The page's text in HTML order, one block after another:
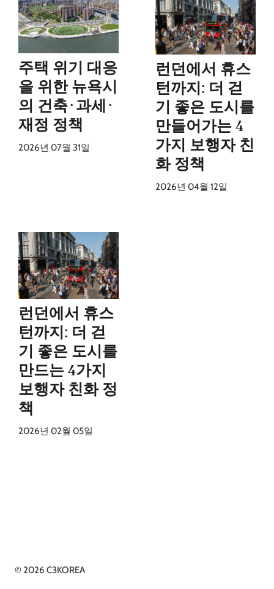
주택 위기 대응
을 위한 뉴욕시
의 건축·과세·
재정 정책
2026년 07월 31일
런던에서 휴스
턴까지: 더 걷
기 좋은 도시를
만들어가는 4
가지 보행자 친
화 정책
2026년 04월 12일
런던에서 휴스
턴까지: 더 걷
기 좋은 도시를
만드는 4가지
보행자 친화 정
책
2026년 02월 05일
© 2026 C3KOREA